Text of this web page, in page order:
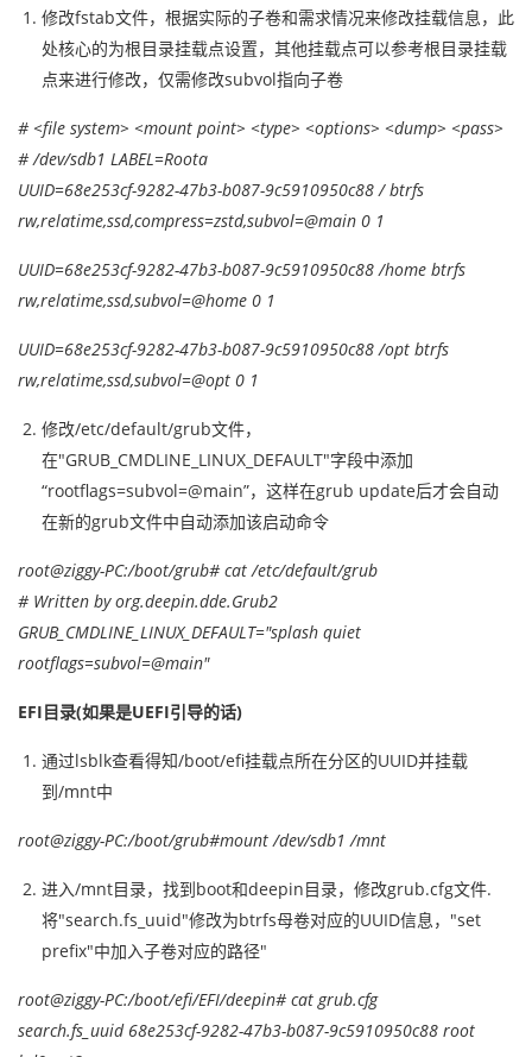
修改fstab文件，根据实际的子卷和需求情况来修改挂载信息，此
处核心的为根目录挂载点设置，其他挂载点可以参考根目录挂载
点来进行修改，仅需修改subvol指向子卷
# <file system> <mount point> <type> <options> <dump> <pass>
# /dev/sdb1 LABEL=Roota
UUID=68e253cf-9282-47b3-b087-9c5910950c88 / btrfs
rw,relatime,ssd,compress=zstd,subvol=@main 0 1
UUID=68e253cf-9282-47b3-b087-9c5910950c88 /home btrfs
rw,relatime,ssd,subvol=@home 0 1
UUID=68e253cf-9282-47b3-b087-9c5910950c88 /opt btrfs
rw,relatime,ssd,subvol=@opt 0 1
修改/etc/default/grub文件，
在"GRUB_CMDLINE_LINUX_DEFAULT"字段中添加
“rootflags=subvol=@main”，这样在grub update后才会自动
在新的grub文件中自动添加该启动命令
root@ziggy-PC:/boot/grub# cat /etc/default/grub
# Written by org.deepin.dde.Grub2
GRUB_CMDLINE_LINUX_DEFAULT="splash quiet
rootflags=subvol=@main"
EFI目录(如果是UEFI引导的话)
通过lsblk查看得知/boot/efi挂载点所在分区的UUID并挂载
到/mnt中
root@ziggy-PC:/boot/grub#mount /dev/sdb1 /mnt
进入/mnt目录，找到boot和deepin目录，修改grub.cfg文件.
将"search.fs_uuid"修改为btrfs母卷对应的UUID信息，"set
prefix"中加入子卷对应的路径"
root@ziggy-PC:/boot/efi/EFI/deepin# cat grub.cfg
search.fs_uuid 68e253cf-9282-47b3-b087-9c5910950c88 root